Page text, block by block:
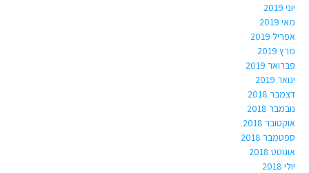
יוני 2019
מאי 2019
אפריל 2019
מרץ 2019
פברואר 2019
ינואר 2019
דצמבר 2018
נובמבר 2018
אוקטובר 2018
ספטמבר 2018
אוגוסט 2018
יולי 2018